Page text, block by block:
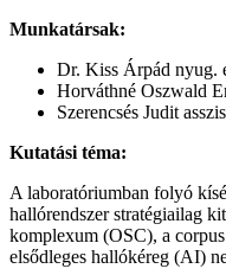
Munkatársak:
Dr. Kiss Árpád nyug.
Horváthné Oszwald
Szerencsés Judit
Kutatási téma:
A laboratóriumban folyó
hallórendszer stratégiailag
komplexum (OSC), a
elsődleges hallókéreg (AI)